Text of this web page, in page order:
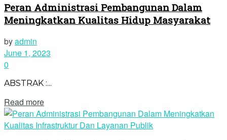
Peran Administrasi Pembangunan Dalam
Meningkatkan Kualitas Hidup Masyarakat
byadmin
June 1, 2023
0
ABSTRAK :...
Read more